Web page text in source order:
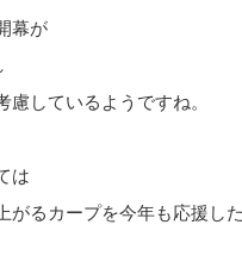
幕が
慮しているようですね。
は
がるカープを今年も応援し